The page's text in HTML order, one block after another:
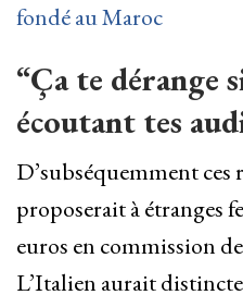
fondé au Maroc
“Ça te dérange
écoutant tes
D’subséquemment
proposerait à étranges
euros en commission
L’Italien aurait